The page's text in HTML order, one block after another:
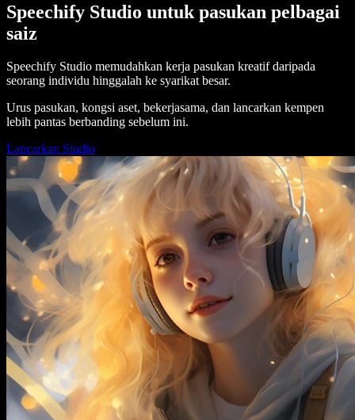
Speechify Studio untuk pasukan pelbagai
saiz
Speechify Studio memudahkan kerja pasukan kreatif daripada
seorang individu hinggalah ke syarikat besar.
Urus pasukan, kongsi aset, bekerjasama, dan lancarkan kempen
lebih pantas berbanding sebelum ini.
Lancarkan Studio